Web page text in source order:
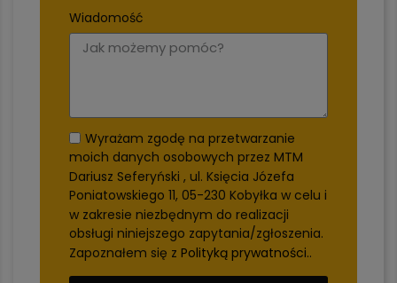
Wiadomość
Wyrażam zgodę na przetwarzanie
moich danych osobowych przez MTM
Dariusz Seferyński , ul. Księcia Józefa
Poniatowskiego 11, 05-230 Kobyłka w celu i
w zakresie niezbędnym do realizacji
obsługi niniejszego zapytania/zgłoszenia.
Zapoznałem się z Polityką prywatności..